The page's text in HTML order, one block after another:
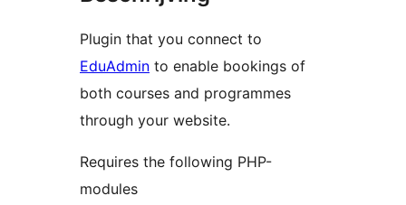
Plugin that you connect to
EduAdmin to enable bookings of
both courses and programmes
through your website.
Requires the following PHP-
modules